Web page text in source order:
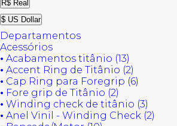
R$ Real
$ US Dollar
Departamentos
Acessórios
• Acabamentos titânio (13)
• Accent Ring de Titânio (2)
• Cap Ring para Foregrip (6)
• Fore grip de Titânio (2)
• Winding check de titânio (3)
• Anel Vinil - Winding Check (2)